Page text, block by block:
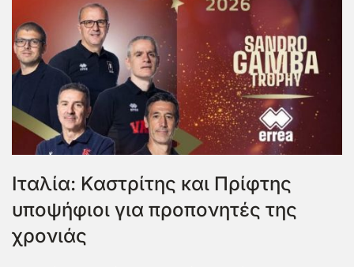
Ιταλία: Καστρίτης και Πρίφτης
υποψήφιοι για προπονητές της
χρονιάς